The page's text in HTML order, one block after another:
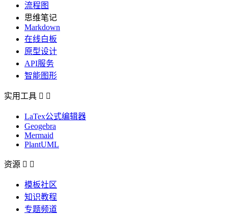
流程图
思维笔记
Markdown
在线白板
原型设计
API服务
智能图形
实用工具  
LaTex公式编辑器
Geogebra
Mermaid
PlantUML
资源  
模板社区
知识教程
专题频道